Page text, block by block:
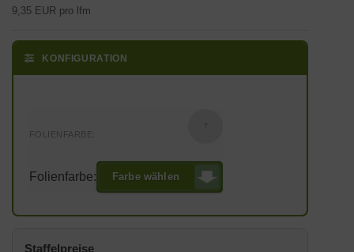
9,35 EUR pro lfm
KONFIGURATION
FOLIENFARBE:
Folienfarbe: Farbe wählen
Staffelpreise